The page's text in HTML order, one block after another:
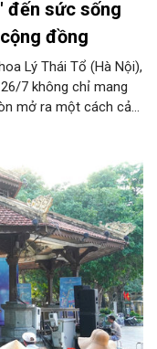
đến sức sống
đồng
Lý Thái Tổ (Hà Nội),
7 không chỉ mang
mở ra một cách cảm
trình là ca khúc “Hà
hình ảnh Thủ đô
văn hóa, qua đó
kiến tạo không
giá trị bền vững của